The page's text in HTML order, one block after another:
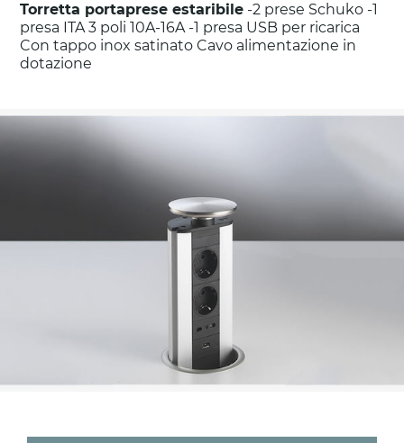
Torretta portaprese estaribile -2 prese Schuko -1
presa ITA 3 poli 10A-16A -1 presa USB per ricarica
Con tappo inox satinato Cavo alimentazione in
dotazione
Email *
Nazione *
Provincia (solo per Italia)